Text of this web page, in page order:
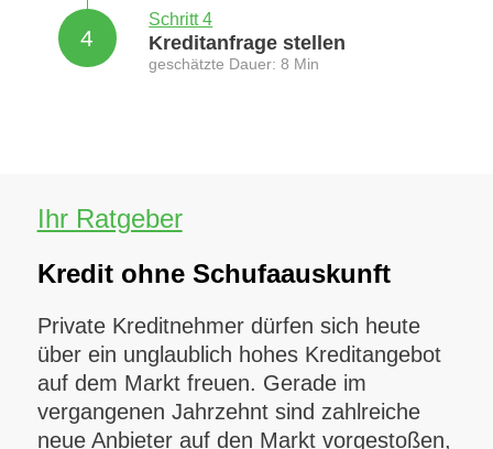
4
Schritt 4
Kreditanfrage stellen
geschätzte Dauer: 8 Min
Ihr Ratgeber
Kredit ohne Schufaauskunft
Private Kreditnehmer dürfen sich heute
über ein unglaublich hohes Kreditangebot
auf dem Markt freuen. Gerade im
vergangenen Jahrzehnt sind zahlreiche
neue Anbieter auf den Markt vorgestoßen,